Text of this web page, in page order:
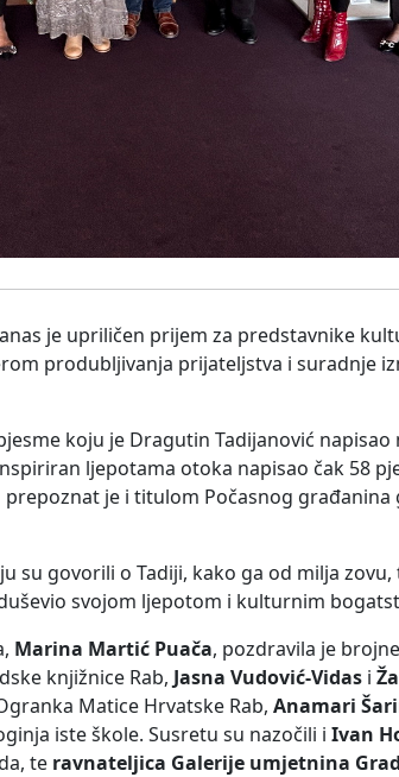
je upriličen prijem za predstavnike
produbljivanja prijateljstva i suradnje
koju je Dragutin Tadijanović napisao
ljepotama otoka napisao čak 58
je i titulom Počasnog građanina
su govorili o Tadiji, kako ga od milja
svojom ljepotom i kulturnim
Marina Martić Puača, pozdravila je
knjižnice Rab, Jasna Vudović-Vidas i
Matice Hrvatske Rab, Anamari
iste škole. Susretu su nazočili i Ivan
te ravnateljica Galerije umjetnina